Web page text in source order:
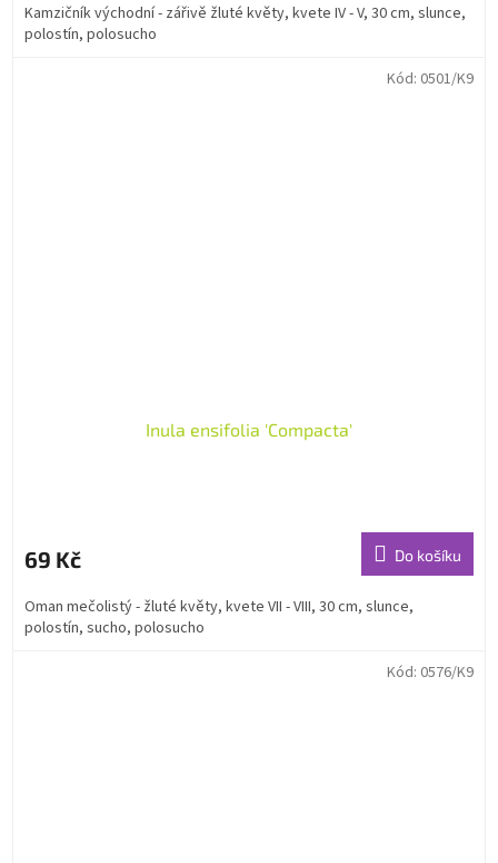
Kamzičník východní - zářivě žluté květy, kvete IV - V, 30 cm, slunce,
polostín, polosucho
Inula ensifolia 'Compacta'
69 Kč Do košíku
Oman mečolistý - žluté květy, kvete VII - VIII, 30 cm, slunce,
polostín, sucho, polosucho
Kód: 0501/K9
Kód: 0576/K9